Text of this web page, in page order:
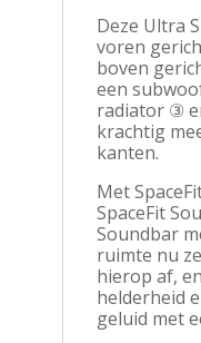
Deze Ultra
voren
boven
een
radiator ③
krachtig
kanten.
Met
SpaceFit
Soundbar
ruimte nu
hierop af,
helderheid
geluid met